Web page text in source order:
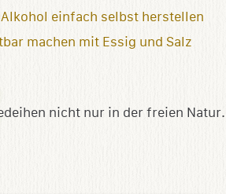
einfach selbst herstellen
machen mit Essig und Salz